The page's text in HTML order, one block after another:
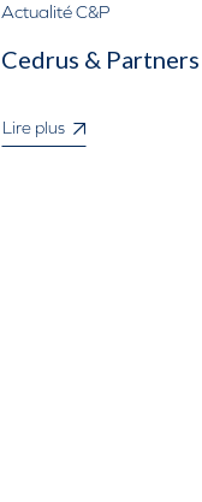
Actualité C&P
Cedrus &
Lire plus